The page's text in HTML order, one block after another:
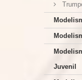
Juvenil